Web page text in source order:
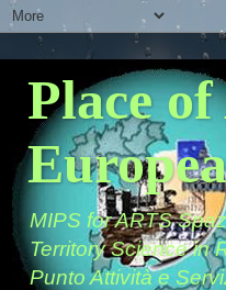
Place
MIPS for ARTS
Territory Science in
Punto Attività e